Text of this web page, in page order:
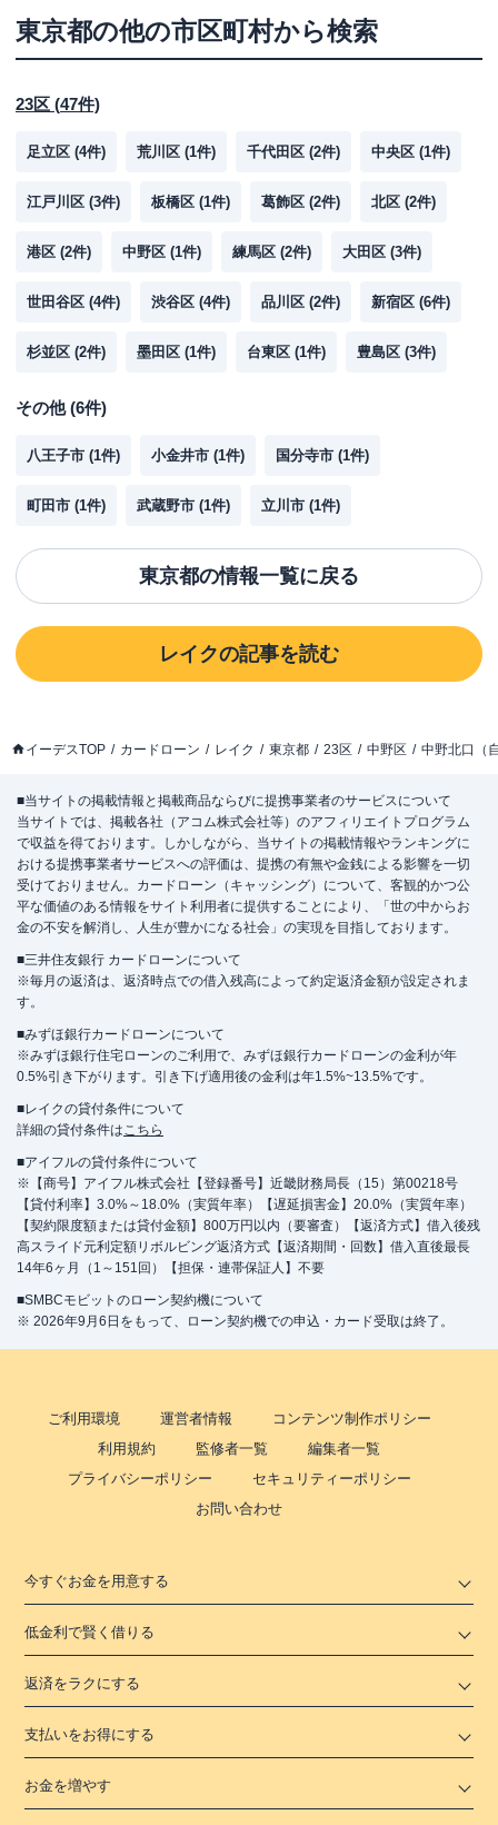
東京都の他の市区町村から検索
23区 (47件)
足立区 (4件) 荒川区 (1件) 千代田区 (2件) 中央区 (1件)
江戸川区 (3件) 板橋区 (1件) 葛飾区 (2件) 北区 (2件)
港区 (2件) 中野区 (1件) 練馬区 (2件) 大田区 (3件)
世田谷区 (4件) 渋谷区 (4件) 品川区 (2件) 新宿区 (6件)
杉並区 (2件) 墨田区 (1件) 台東区 (1件) 豊島区 (3件)
その他(6件)
八王子市 (1件) 小金井市 (1件) 国分寺市 (1件)
町田市 (1件) 武蔵野市 (1件) 立川市 (1件)
東京都の情報一覧に戻る
レイクの記事を読む
イーデスTOP カードローン レイク 東京都 23区 中野区 中野北口（
■当サイトの掲載情報と掲載商品ならびに提携事業者のサービスについて
当サイトでは、掲載各社（アコム株式会社等）のアフィリエイトプログラム
で収益を得ております。しかしながら、当サイトの掲載情報やランキングに
おける提携事業者サービスへの評価は、提携の有無や金銭による影響を一切
受けておりません。カードローン（キャッシング）について、客観的かつ公
平な価値のある情報をサイト利用者に提供することにより、「世の中からお
金の不安を解消し、人生が豊かになる社会」の実現を目指しております。
■三井住友銀行 カードローンについて
※毎月の返済は、返済時点での借入残高によって約定返済金額が設定されま
す。
■みずほ銀行カードローンについて
※みずほ銀行住宅ローンのご利用で、みずほ銀行カードローンの金利が年
0.5%引き下がります。引き下げ適用後の金利は年1.5%~13.5%です。
■レイクの貸付条件について
詳細の貸付条件はこちら
■アイフルの貸付条件について
※【商号】アイフル株式会社【登録番号】近畿財務局長（15）第00218号
【貸付利率】3.0%～18.0%（実質年率）【遅延損害金】20.0%（実質年率）
【契約限度額または貸付金額】800万円以内（要審査）【返済方式】借入後残
高スライド元利定額リボルビング返済方式【返済期間・回数】借入直後最長
14年6ヶ月（1～151回）【担保・連帯保証人】不要
■SMBCモビットのローン契約機について
※ 2026年9月6日をもって、ローン契約機での申込・カード受取は終了。
ご利用環境 運営者情報
コンテンツ制作ポリシー
利用規約
監修者一覧
編集者一覧
プライバシーポリシー
セキュリティーポリシー
お問い合わせ
今すぐお金を用意する
低金利で賢く借りる
返済をラクにする
支払いをお得にする
お金を増やす